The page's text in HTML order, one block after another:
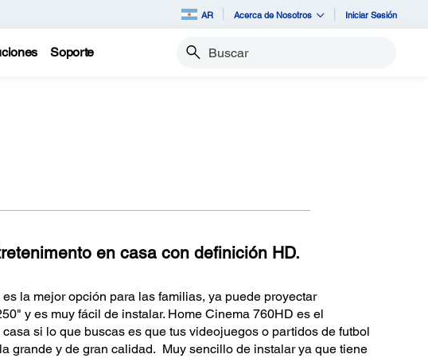
AR Acerca de Nosotros Iniciar Sesión
Soporte Buscar
en casa con definición HD.
la mejor opción para las familias, ya puede proyectar
y es muy fácil de instalar. Home Cinema 760HD es el
si lo que buscas es que tus videojuegos o partidos de futbol
grande y de gran calidad. Muy sencillo de instalar ya que tiene